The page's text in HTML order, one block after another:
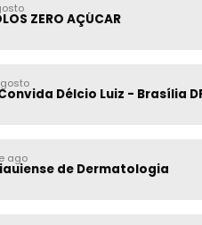
ZERO AÇÚCAR
Délcio Luiz - Brasília
ago
de Dermatologia